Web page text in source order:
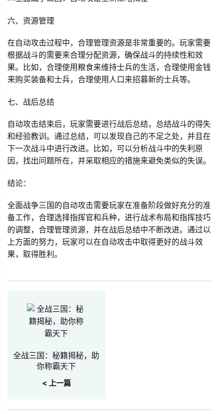
六、资源管理
在自动攻击过程中，合理管理资源是非常重要的。玩家需要
根据战斗的需要来合理分配资源，确保战斗的持续性和效
果。比如，合理使用粮食来维持士兵的生活，合理使用金钱
来购买装备和士兵，合理使用人口来招募新的士兵等。
七、战后总结
自动攻击结束后，玩家需要进行战后总结，总结战斗的得失
和经验教训。通过总结，可以发现自己的不足之处，并且在
下一次战斗中进行改进。比如，可以分析战斗中的失利原
因，找出问题所在，并采取相应的措施来避免类似的失误。
结论：
全面战争三国的自动攻击需要玩家在准备阶段做好充分的准
备工作，合理选择指挥官和兵种，进行战术布局和指挥技巧
的调整，合理管理资源，并在战后总结中不断改进。通过以
上方面的努力，玩家可以在自动攻击中取得更好的战斗效
果，取得胜利。
全战三国：秘籍揭秘，助
你称霸天下
< 上一篇